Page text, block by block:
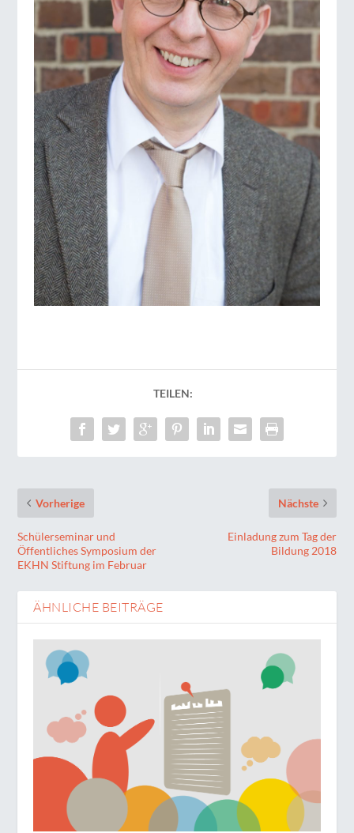
TEILEN:
Vorherige
Schülerseminar und
Öffentliches Symposium der
EKHN Stiftung im Februar
Nächste
Einladung zum Tag der
Bildung 2018
ÄHNLICHE BEITRÄGE